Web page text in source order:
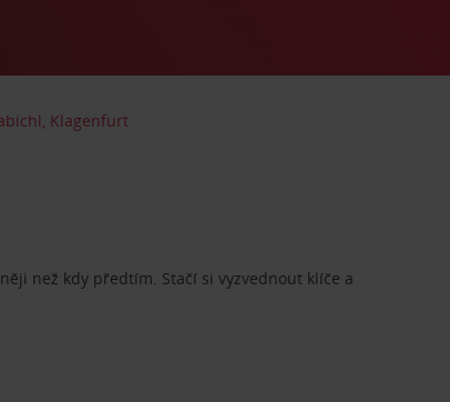
Klagenfurt
než kdy předtím. Stačí si vyzvednout klíče a